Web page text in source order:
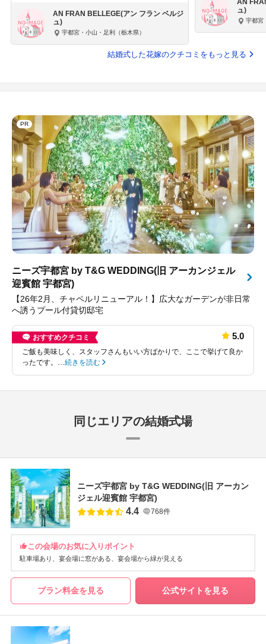
AN FRAN BELLEGE(アン フラン ベルジ
ュ)
宇都宮・小山・足利（栃木県）
AN
ュ)
宇都宮
結婚式した花嫁のクチコミをもっと見る
PR
ニーズ宇都宮 by T&G WEDDING(旧 アーカンジェル
迎賓館 宇都宮)
【26年2月、チャペルリニューアル！】広大なガーデンが非日常
へ誘うプール付貸切邸宅
おすすめクチコミ 5.0
ご飯も美味しく、スタッフさんもいい方ばかりで、ここで挙げて良か
ったです。… 続きを読む
同じエリアの結婚式場
ニーズ宇都宮 by T&G WEDDING(旧 アーカン
ジェル迎賓館 宇都宮)
4.4 768件
この会場のお気に入りポイント
駐車場あり 宴会場に窓がある 宴会場から緑が見える
プラン料金を見る 公式サイトを見る